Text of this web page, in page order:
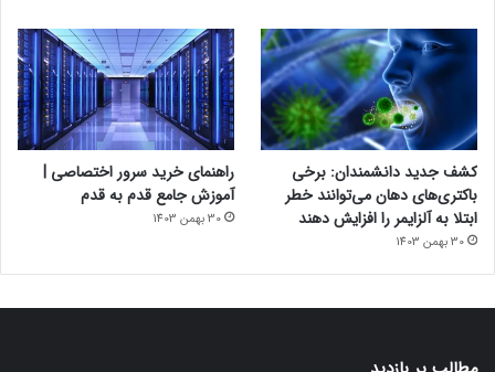
کشف جدید دانشمندان: برخی
باکتری‌های دهان می‌توانند خطر
ابتلا به آلزایمر را افزایش دهند
30 بهمن 1403
راهنمای خرید سرور اختصاصی |
آموزش جامع قدم به قدم
30 بهمن 1403